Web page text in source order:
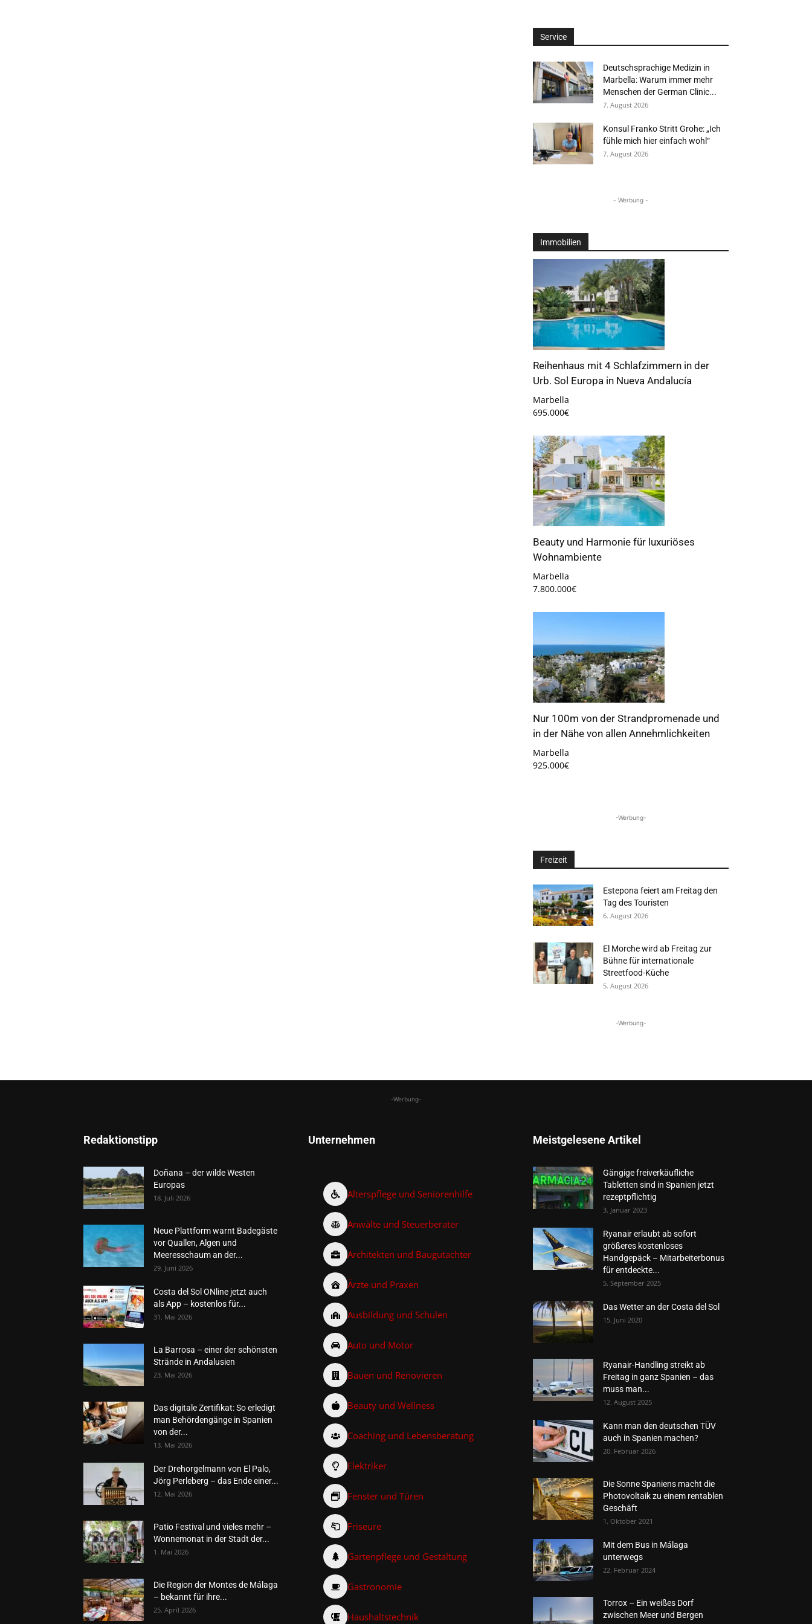
Service
Deutschsprachige Medizin in
Marbella: Warum immer mehr
Menschen der German Clinic...
7. August 2026
Konsul Franko Stritt Grohe: „Ich
fühle mich hier einfach wohl“
7. August 2026
- Werbung -
Immobilien
Reihenhaus mit 4 Schlafzimmern in der
Urb. Sol Europa in Nueva Andalucía
Marbella
695.000€
Beauty und Harmonie für luxuriöses
Wohnambiente
Marbella
7.800.000€
Nur 100m von der Strandpromenade und
in der Nähe von allen Annehmlichkeiten
Marbella
925.000€
-Werbung-
Freizeit
Estepona feiert am Freitag den
Tag des Touristen
6. August 2026
El Morche wird ab Freitag zur
Bühne für internationale
Streetfood-Küche
5. August 2026
-Werbung-
-Werbung-
Redaktionstipp
Doñana – der wilde Westen
Europas
18. Juli 2026
Neue Plattform warnt Badegäste
vor Quallen, Algen und
Meeresschaum an der...
29. Juni 2026
Costa del Sol ONline jetzt auch
als App – kostenlos für...
31. Mai 2026
La Barrosa – einer der schönsten
Strände in Andalusien
23. Mai 2026
Das digitale Zertifikat: So erledigt
man Behördengänge in Spanien
von der...
13. Mai 2026
Der Drehorgelmann von El Palo,
Jörg Perleberg – das Ende einer...
12. Mai 2026
Patio Festival und vieles mehr –
Wonnemonat in der Stadt der...
1. Mai 2026
Die Region der Montes de Málaga
– bekannt für ihre...
25. April 2026
Unternehmen
Alterspflege und Seniorenhilfe
Anwälte und Steuerberater
Architekten und Baugutachter
Ärzte und Praxen
Ausbildung und Schulen
Auto und Motor
Bauen und Renovieren
Beauty und Wellness
Coaching und Lebensberatung
Elektriker
Fenster und Türen
Friseure
Gartenpflege und Gestaltung
Gastronomie
Haushaltstechnik
Meistgelesene Artikel
Gängige freiverkäufliche
Tabletten sind in Spanien jetzt
rezeptpflichtig
3. Januar 2023
Ryanair erlaubt ab sofort
größeres kostenloses
Handgepäck – Mitarbeiterbonus
für entdeckte...
5. September 2025
Das Wetter an der Costa del Sol
15. Juni 2020
Ryanair-Handling streikt ab
Freitag in ganz Spanien – das
muss man...
12. August 2025
Kann man den deutschen TÜV
auch in Spanien machen?
20. Februar 2026
Die Sonne Spaniens macht die
Photovoltaik zu einem rentablen
Geschäft
1. Oktober 2021
Mit dem Bus in Málaga
unterwegs
22. Februar 2024
Torrox – Ein weißes Dorf
zwischen Meer und Bergen